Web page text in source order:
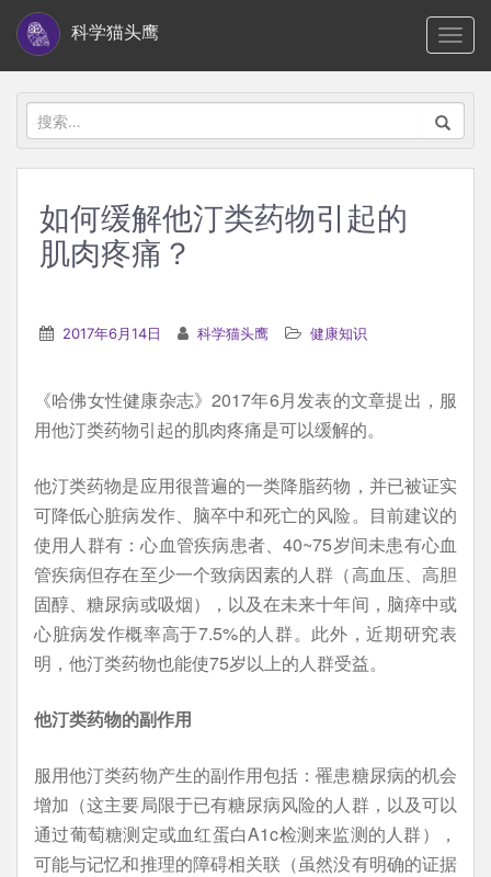
i
科学猫头鹰
搜
索：
如何缓解他汀类药物引起的
肌肉疼痛？
2017年6月14日 科学猫头鹰 健康知识
《哈佛女性健康杂志》2017年6月发表的文章提出，服
用他汀类药物引起的肌肉疼痛是可以缓解的。
他汀类药物是应用很普遍的一类降脂药物，并已被证实
可降低心脏病发作、脑卒中和死亡的风险。目前建议的
使用人群有：心血管疾病患者、40~75岁间未患有心血
管疾病但存在至少一个致病因素的人群（高血压、高胆
固醇、糖尿病或吸烟），以及在未来十年间，脑瘁中或
心脏病发作概率高于7.5%的人群。此外，近期研究表
明，他汀类药物也能使75岁以上的人群受益。
他汀类药物的副作用
服用他汀类药物产生的副作用包括：罹患糖尿病的机会
增加（这主要局限于已有糖尿病风险的人群，以及可以
通过葡萄糖测定或血红蛋白A1c检测来监测的人群），
可能与记忆和推理的障碍相关联（虽然没有明确的证据